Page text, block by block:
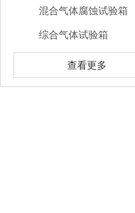
混合气体腐蚀试验箱
综合气体试验箱
查看更多